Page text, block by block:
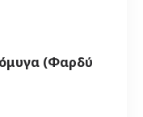
(Φαρδύ